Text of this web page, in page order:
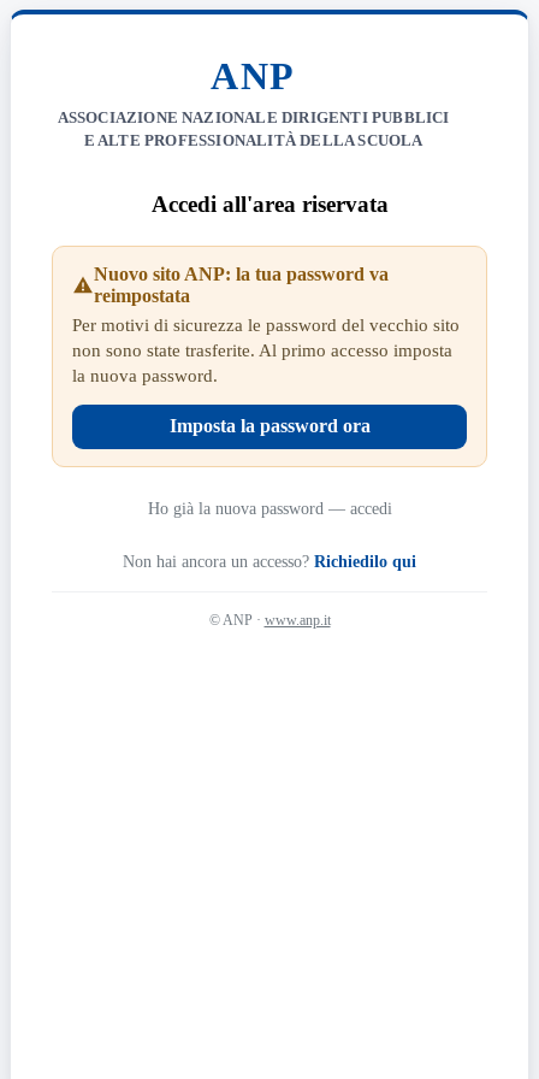
ANP
ASSOCIAZIONE NAZIONALE DIRIGENTI PUBBLICI
E ALTE PROFESSIONALITÀ DELLA SCUOLA
Accedi all'area riservata
Nuovo sito ANP: la tua password va
reimpostata
Per motivi di sicurezza le password del vecchio sito
non sono state trasferite. Al primo accesso imposta
la nuova password.
Imposta la password ora
Ho già la nuova password — accedi
Non hai ancora un accesso? Richiedilo qui
© ANP · www.anp.it